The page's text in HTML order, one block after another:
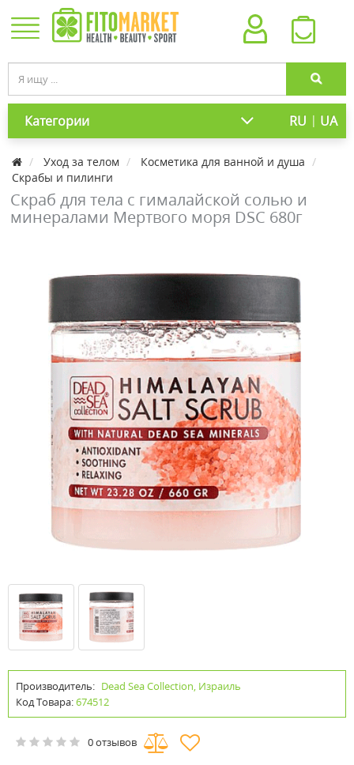
Категории RU | UA
Уход за телом
Косметика для ванной и душа
Скрабы и пилинги
Скраб для тела с гималайской солью и
минералами Мертвого моря DSC 680г
Производитель: Dead Sea Collection, Израиль
Код Товара:674512
0 отзывов